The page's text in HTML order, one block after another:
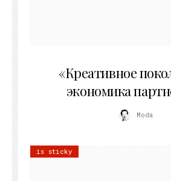
«Креативное
экономика
Moda
is sticky